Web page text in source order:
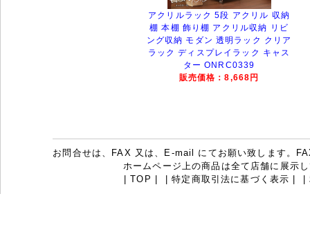
アクリルラック 5段 アクリル 収納
棚 本棚 飾り棚 アクリル収納 リビ
ング収納 モダン 透明ラック クリア
ラック ディスプレイラック キャス
ター ONRC0339
販売価格：8,668円
お問合せは、FAX 又は、E-mail にてお願い致します。
ホームページ上の商品は全て店舗に展示
|TOP | |特定商取引法に基づく表示 | |